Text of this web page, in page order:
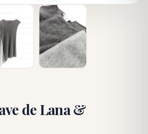
de Lana &